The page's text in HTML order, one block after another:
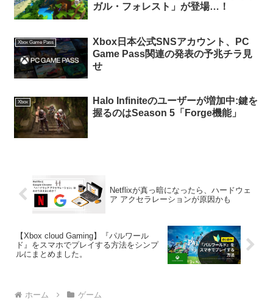
ガル・フォレスト」が登場…！
Xbox Game Pass
Xbox日本公式SNSアカウント、PC
Game Pass関連の発表の予兆チラ見
せ
Xbox
Halo Infiniteのユーザーが増加中:鍵を
握るのはSeason 5「Forge機能」
Netflixが真っ暗になったら、ハードウェ
ア アクセラレーションが原因かも
【Xbox cloud Gaming】『パルワール
ド』をスマホでプレイする方法をシンプ
ルにまとめました。
ホーム ゲーム